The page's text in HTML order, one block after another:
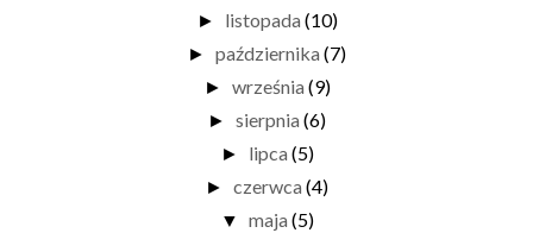
► listopada (10)
► października (7)
► września (9)
► sierpnia (6)
► lipca (5)
► czerwca (4)
▼ maja (5)